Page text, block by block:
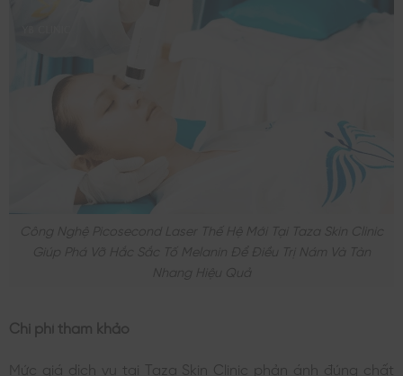
Công Nghệ Picosecond Laser Thế Hệ Mới Tại Taza Skin Clinic
Giúp Phá Vỡ Hắc Sắc Tố Melanin Để Điều Trị Nám Và Tàn
Nhang Hiệu Quả
Chi phí tham khảo
Mức giá dịch vụ tại Taza Skin Clinic phản ánh đúng chất